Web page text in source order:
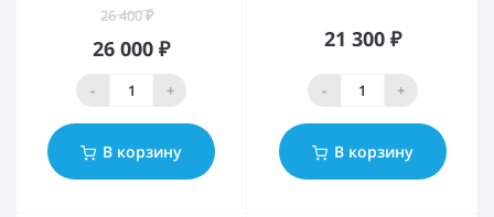
26 400 ₽
26 000 ₽
- +
В корзину
21 300 ₽
- +
В корзину